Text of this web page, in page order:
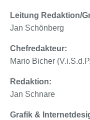
Leitung Redaktion/
Jan Schönberg
Chefredakteur:
Mario Bicher
Redaktion:
Jan Schnare
Grafik &